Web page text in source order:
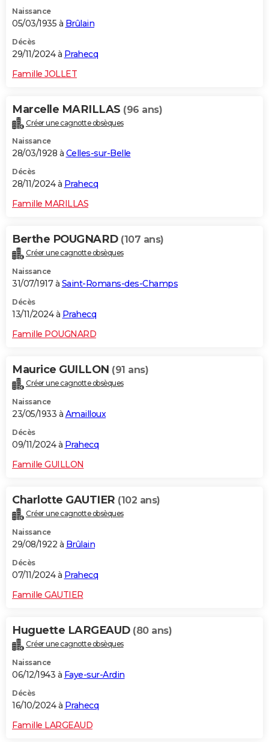
Naissance
05/03/1935 à Brûlain
Décès
29/11/2024 à Prahecq
Famille JOLLET
Marcelle MARILLAS (96 ans)
Créer une cagnotte obsèques
Naissance
28/03/1928 à Celles-sur-Belle
Décès
28/11/2024 à Prahecq
Famille MARILLAS
Berthe POUGNARD (107 ans)
Créer une cagnotte obsèques
Naissance
31/07/1917 à Saint-Romans-des-Champs
Décès
13/11/2024 à Prahecq
Famille POUGNARD
Maurice GUILLON (91 ans)
Créer une cagnotte obsèques
Naissance
23/05/1933 à Amailloux
Décès
09/11/2024 à Prahecq
Famille GUILLON
Charlotte GAUTIER (102 ans)
Créer une cagnotte obsèques
Naissance
29/08/1922 à Brûlain
Décès
07/11/2024 à Prahecq
Famille GAUTIER
Huguette LARGEAUD (80 ans)
Créer une cagnotte obsèques
Naissance
06/12/1943 à Faye-sur-Ardin
Décès
16/10/2024 à Prahecq
Famille LARGEAUD